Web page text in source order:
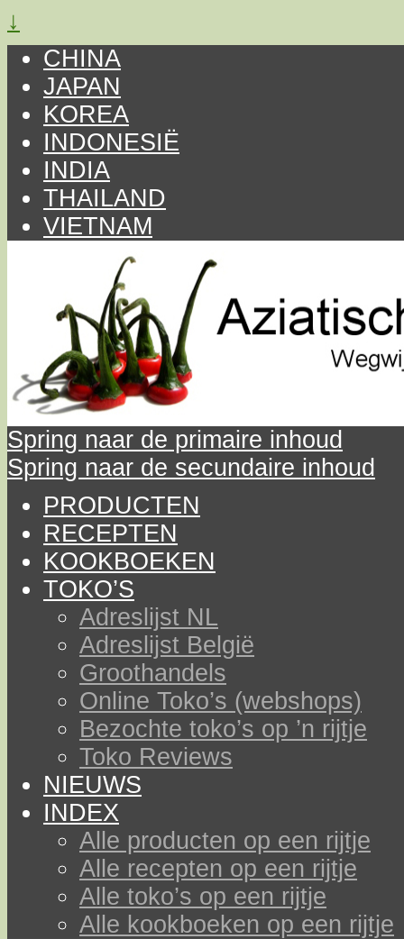
↓
CHINA
JAPAN
KOREA
INDONESIË
INDIA
THAILAND
VIETNAM
Spring naar de primaire inhoud
Spring naar de secundaire inhoud
PRODUCTEN
RECEPTEN
KOOKBOEKEN
TOKO’S
Adreslijst NL
Adreslijst België
Groothandels
Online Toko’s (webshops)
Bezochte toko’s op ’n rijtje
Toko Reviews
NIEUWS
INDEX
Alle producten op een rijtje
Alle recepten op een rijtje
Alle toko’s op een rijtje
Alle kookboeken op een rijtje